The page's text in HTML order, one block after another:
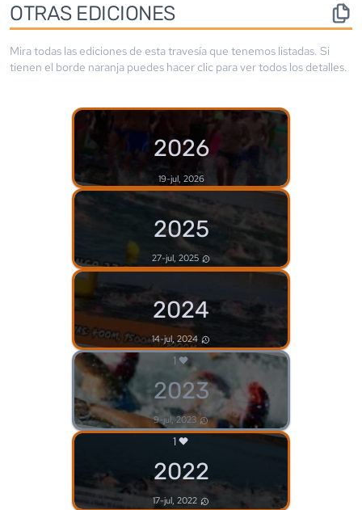
OTRAS EDICIONES
Mira todas las ediciones de esta travesía que tenemos listadas. Si
tienen el borde naranja puedes hacer clic para ver todos los detalles.
2026
19-jul, 2026
2025
27-jul, 2025
2024
14-jul, 2024
1
2023
9-jul, 2023
1
2022
17-jul, 2022